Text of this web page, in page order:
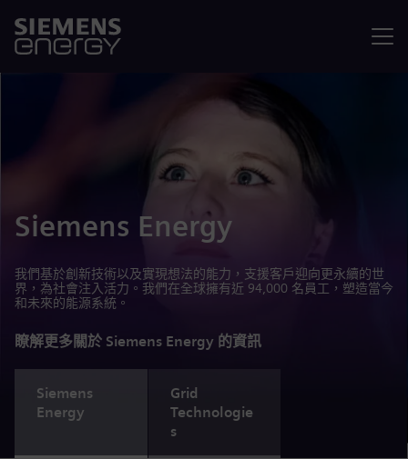
Siemens Energy
我們基於創新技術以及實現想法的能力，支援客戶迎向更永續的世
界，為社會注入活力。我們在全球擁有近 94,000 名員工，塑造當今
和未來的能源系統。
瞭解更多關於 Siemens Energy 的資訊
Siemens
Energy
Grid
Technologie
s